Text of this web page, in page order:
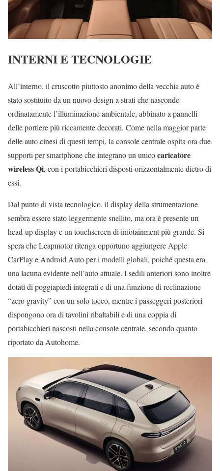
INTERNI E TECNOLOGIE
All’interno, il cruscotto piuttosto anonimo della vecchia auto è
stato sostituito da un nuovo design a strati che nasconde
ordinatamente l’illuminazione ambientale, abbinato a pannelli
delle portiere più riccamente decorati. Come nella maggior parte
delle auto cinesi di questi tempi, la console centrale ospita ora due
supporti per smartphone che integrano un unicocaricatore
wireless Qi, con i portabicchieri disposti orizzontalmente dietro di
essi.
Dal punto di vista tecnologico, il display della strumentazione
sembra essere stato leggermente snellito, ma ora è presente un
head-up display e un touchscreen di infotainment più grande. Si
spera che Leapmotor ritenga opportuno aggiungere Apple
CarPlay e Android Auto per i modelli globali, poiché questa era
una lacuna evidente nell’auto attuale. I sedili anteriori sono inoltre
dotati di poggiapiedi integrati e di una funzione di reclinazione
“zero gravity” con un solo tocco, mentre i passeggeri posteriori
dispongono ora di tavolini ribaltabili e di una coppia di
portabicchieri nascosti nella console centrale, secondo quanto
riportato da Autohome.